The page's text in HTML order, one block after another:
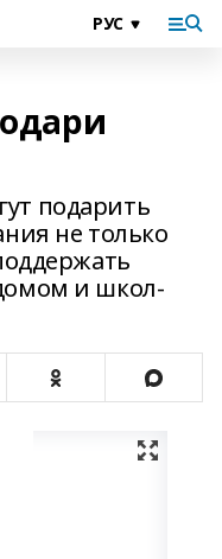
подарить
не только
и школ-